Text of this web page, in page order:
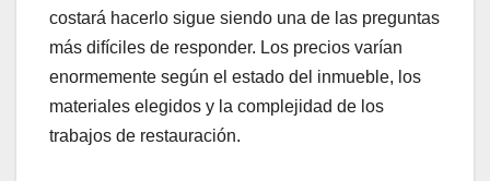
costará hacerlo sigue siendo una de las preguntas
más difíciles de responder. Los precios varían
enormemente según el estado del inmueble, los
materiales elegidos y la complejidad de los
trabajos de restauración.